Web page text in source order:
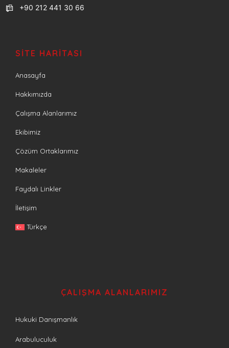
+90 212 441 30 66
SITE HARITASI
Anasayfa
Hakkımızda
Çalışma Alanlarımız
Ekibimiz
Çözüm Ortaklarımız
Makaleler
Faydalı Linkler
İletişim
Türkçe
ÇALIŞMA ALANLARIMIZ
Hukuki Danışmanlık
Arabuluculuk